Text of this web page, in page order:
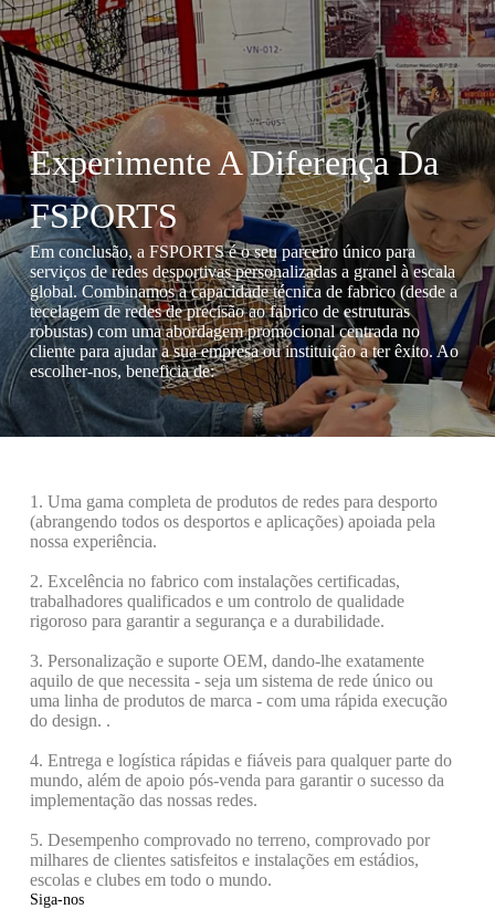
Experimente A Diferença Da
FSPORTS
Em conclusão, a FSPORTS é o seu parceiro único para
serviços de redes desportivas personalizadas a granel à escala
global. Combinamos a capacidade técnica de fabrico (desde a
tecelagem de redes de precisão ao fabrico de estruturas
robustas) com uma abordagem promocional centrada no
cliente para ajudar a sua empresa ou instituição a ter êxito. Ao
escolher-nos, beneficia de:
1. Uma gama completa de produtos de redes para desporto
(abrangendo todos os desportos e aplicações) apoiada pela
nossa experiência.
2. Excelência no fabrico com instalações certificadas,
trabalhadores qualificados e um controlo de qualidade
rigoroso para garantir a segurança e a durabilidade.
3. Personalização e suporte OEM, dando-lhe exatamente
aquilo de que necessita - seja um sistema de rede único ou
uma linha de produtos de marca - com uma rápida execução
do design. .
4. Entrega e logística rápidas e fiáveis para qualquer parte do
mundo, além de apoio pós-venda para garantir o sucesso da
implementação das nossas redes.
5. Desempenho comprovado no terreno, comprovado por
milhares de clientes satisfeitos e instalações em estádios,
escolas e clubes em todo o mundo.
Siga-nos